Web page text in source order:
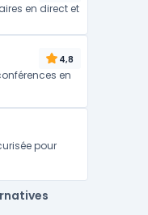
en direct et
4,8
en
pour